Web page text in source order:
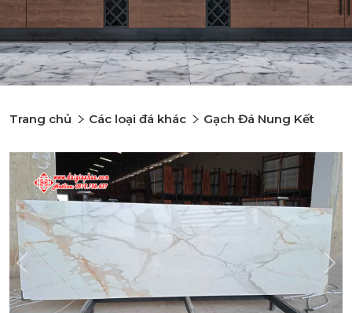
Trang chủ Các loại đá khác Gạch Đá Nung Kết
Previous